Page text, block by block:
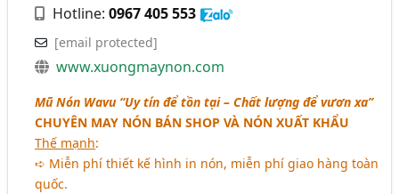
Hotline:0967 405 553
[email protected]
www.xuongmaynon.com
Mũ Nón Wavu “Uy tín để tồn tại – Chất lượng để vươn xa”
CHUYÊN MAY NÓN BÁN SHOP VÀ NÓN XUẤT KHẨU
Thế mạnh:
➪ Miễn phí thiết kế hình in nón, miễn phí giao hàng toàn
quốc.